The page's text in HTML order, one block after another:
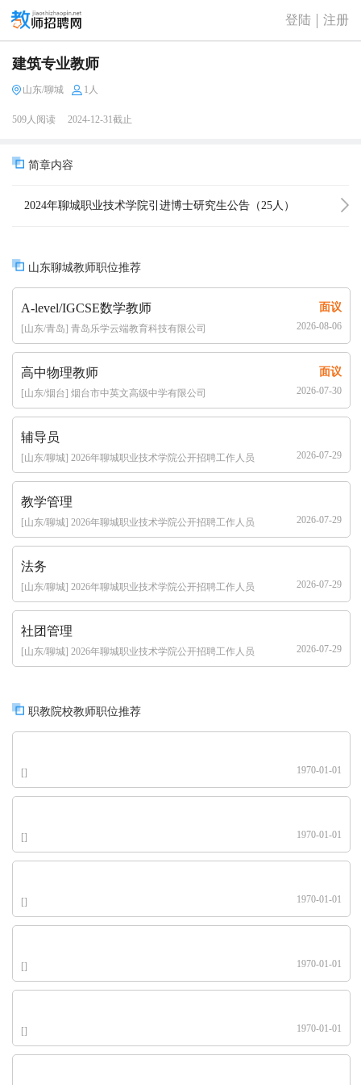
登陆 注册
建筑专业教师
山东/聊城 1人
509人阅读 2024-12-31截止
简章内容
2024年聊城职业技术学院引进博士研究生公告（25人）
山东聊城教师职位推荐
A-level/IGCSE数学教师 面议
[山东/青岛] 青岛乐学云端教育科技有限公司 2026-08-06
高中物理教师 面议
[山东/烟台] 烟台市中英文高级中学有限公司 2026-07-30
辅导员
[山东/聊城] 2026年聊城职业技术学院公开招聘工作人员
公告（16名）
2026-07-29
教学管理
[山东/聊城] 2026年聊城职业技术学院公开招聘工作人员
公告（16名）
2026-07-29
法务
[山东/聊城] 2026年聊城职业技术学院公开招聘工作人员
公告（16名）
2026-07-29
社团管理
[山东/聊城] 2026年聊城职业技术学院公开招聘工作人员
公告（16名）
2026-07-29
职教院校教师职位推荐
[] 1970-01-01
[] 1970-01-01
[] 1970-01-01
[] 1970-01-01
[] 1970-01-01